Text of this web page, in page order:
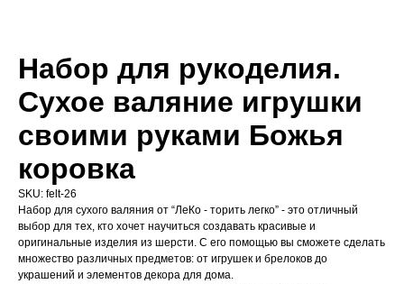
Набор для рукоделия.
Сухое валяние игрушки
своими руками Божья
коровка
SKU: felt-26
Набор для сухого валяния от “ЛеКо - торить легко” - это отличный
выбор для тех, кто хочет научиться создавать красивые и
оригинальные изделия из шерсти. С его помощью вы сможете сделать
множество различных предметов: от игрушек и брелоков до
украшений и элементов декора для дома.